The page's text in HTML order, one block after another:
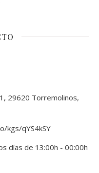
29620 Torremolinos,
kgs/qYS4kSY
días de 13:00h - 00:00h